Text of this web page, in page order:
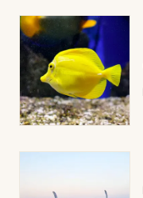
Soirées
Sorties famille
Expos
Strasbourg
Toulouse
Toutes les villes